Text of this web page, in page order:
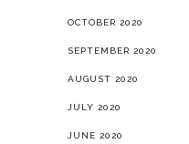
OCTOBER 2020
SEPTEMBER 2020
AUGUST 2020
JULY 2020
JUNE 2020